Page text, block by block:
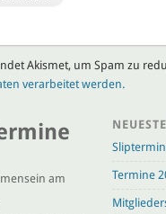
Akismet, um Spam zu
verarbeitet werden.
am
Termine